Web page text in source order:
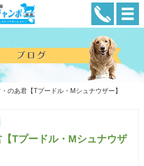
のあ君【Tプードル・Mシュナウザー】
Tプードル・Mシュナウザ